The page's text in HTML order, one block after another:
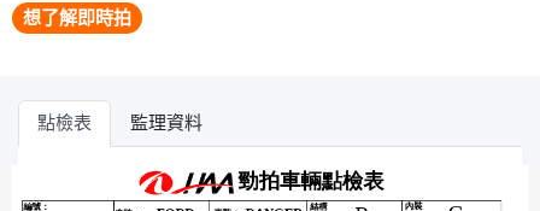
想了解即時拍
點檢表 監理資料